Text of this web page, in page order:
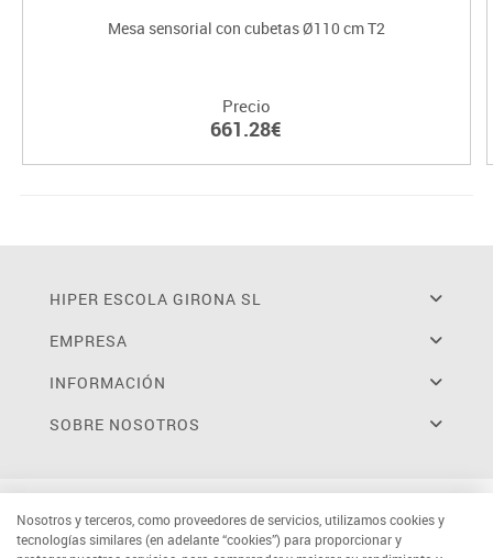
Mesa sensorial con cubetas Ø110 cm T2
Precio
661.28€
HIPER ESCOLA GIRONA SL
EMPRESA
INFORMACIÓN
SOBRE NOSOTROS
Nosotros y terceros, como proveedores de servicios, utilizamos cookies y
tecnologías similares (en adelante “cookies”) para proporcionar y